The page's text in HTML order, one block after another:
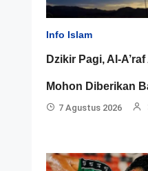
Info Islam
Dzikir Pagi, Al-
Mohon Diberikan
7 Agustus 2026